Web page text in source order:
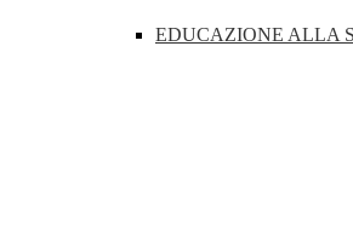
EDUCAZIONE ALLA